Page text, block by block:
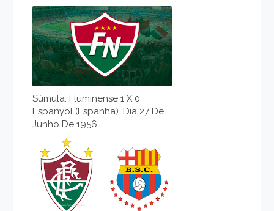
Súmula: Fluminense 1 X 0
Espanyol (Espanha). Dia 27 De
Junho De 1956